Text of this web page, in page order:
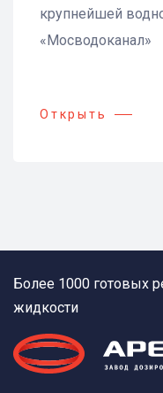
крупнейшей
«Мосводоканал»
Открыть
Более 1000 готовых
жидкости